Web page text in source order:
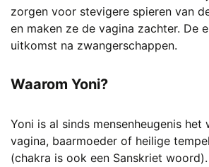
zorgen voor stevigere spieren van
en maken ze de vagina zachter. De
uitkomst na zwangerschappen.
Waarom Yoni?
Yoni is al sinds mensenheugenis
vagina, baarmoeder of heilige
(chakra is ook een Sanskriet